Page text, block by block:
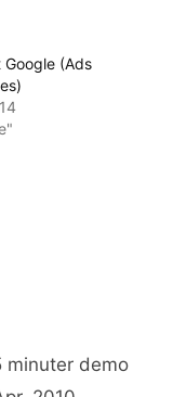
(Ads
minuter demo